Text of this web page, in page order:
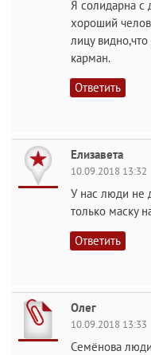
Я солидарна с
хороший
лицу
карман.
Ответить
Елизавета
10.09.2018 13:32
У нас люди не
только маску
Ответить
Олег
10.09.2018 13:33
Семёнова